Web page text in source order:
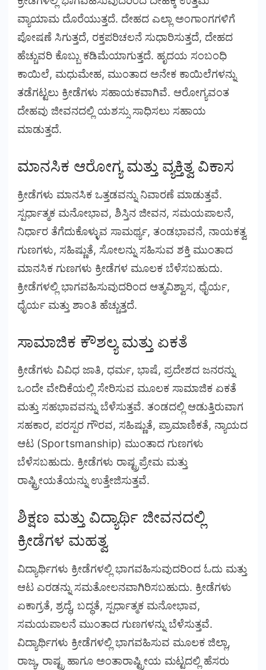
ವ್ಯಾಯಾಮ ದೊರೆಯುತ್ತದೆ. ದೇಹದ ಎಲ್ಲಾ ಅಂಗಾಂಗಗಳಿಗೆ
ಪೋಷಣೆ ಸಿಗುತ್ತದೆ, ರಕ್ತಪರಿಚಲನೆ ಸುಧಾರಿಸುತ್ತದೆ, ದೇಹದ
ಹೆಚ್ಚುವರಿ ಕೊಬ್ಬು ಕಡಿಮೆಯಾಗುತ್ತದೆ. ಹೃದಯ ಸಂಬಂಧಿ
ಕಾಯಿಲೆ, ಮಧುಮೇಹ, ಮುಂತಾದ ಅನೇಕ ಕಾಯಿಲೆಗಳನ್ನು
ತಡೆಗಟ್ಟಲು ಕ್ರೀಡೆಗಳು ಸಹಾಯಕವಾಗಿವೆ. ಆರೋಗ್ಯವಂತ
ದೇಹವು ಜೀವನದಲ್ಲಿ ಯಶಸ್ಸು ಸಾಧಿಸಲು ಸಹಾಯ
ಮಾಡುತ್ತದೆ.
ಮಾನಸಿಕ ಆರೋಗ್ಯ ಮತ್ತು ವ್ಯಕ್ತಿತ್ವ ವಿಕಾಸ
ಕ್ರೀಡೆಗಳು ಮಾನಸಿಕ ಒತ್ತಡವನ್ನು ನಿವಾರಣೆ ಮಾಡುತ್ತವೆ.
ಸ್ಪರ್ಧಾತ್ಮಕ ಮನೋಭಾವ, ಶಿಸ್ತಿನ ಜೀವನ, ಸಮಯಪಾಲನೆ,
ನಿರ್ಧಾರ ತೆಗೆದುಕೊಳ್ಳುವ ಸಾಮರ್ಥ್ಯ, ತಂಡಭಾವನೆ, ನಾಯಕತ್ವ
ಗುಣಗಳು, ಸಹಿಷ್ಣುತೆ, ಸೋಲನ್ನು ಸಹಿಸುವ ಶಕ್ತಿ ಮುಂತಾದ
ಮಾನಸಿಕ ಗುಣಗಳು ಕ್ರೀಡೆಗಳ ಮೂಲಕ ಬೆಳೆಸಬಹುದು.
ಕ್ರೀಡೆಗಳಲ್ಲಿ ಭಾಗವಹಿಸುವುದರಿಂದ ಆತ್ಮವಿಶ್ವಾಸ, ಧೈರ್ಯ,
ಧೈರ್ಯ ಮತ್ತು ಶಾಂತಿ ಹೆಚ್ಚುತ್ತದೆ.
ಸಾಮಾಜಿಕ ಕೌಶಲ್ಯ ಮತ್ತು ಏಕತೆ
ಕ್ರೀಡೆಗಳು ವಿವಿಧ ಜಾತಿ, ಧರ್ಮ, ಭಾಷೆ, ಪ್ರದೇಶದ ಜನರನ್ನು
ಒಂದೇ ವೇದಿಕೆಯಲ್ಲಿ ಸೇರಿಸುವ ಮೂಲಕ ಸಾಮಾಜಿಕ ಏಕತೆ
ಮತ್ತು ಸಹಭಾವವನ್ನು ಬೆಳೆಸುತ್ತವೆ. ತಂಡದಲ್ಲಿ ಆಡುತ್ತಿರುವಾಗ
ಸಹಕಾರ, ಪರಸ್ಪರ ಗೌರವ, ಸಹಿಷ್ಣುತೆ, ಪ್ರಾಮಾಣಿಕತೆ, ನ್ಯಾಯದ
ಆಟ (Sportsmanship) ಮುಂತಾದ ಗುಣಗಳು
ಬೆಳೆಸಬಹುದು. ಕ್ರೀಡೆಗಳು ರಾಷ್ಟ್ರಪ್ರೇಮ ಮತ್ತು
ರಾಷ್ಟ್ರೀಯತೆಯನ್ನು ಉತ್ತೇಜಿಸುತ್ತವೆ.
ಶಿಕ್ಷಣ ಮತ್ತು ವಿದ್ಯಾರ್ಥಿ ಜೀವನದಲ್ಲಿ
ಕ್ರೀಡೆಗಳ ಮಹತ್ವ
ವಿದ್ಯಾರ್ಥಿಗಳು ಕ್ರೀಡೆಗಳಲ್ಲಿ ಭಾಗವಹಿಸುವುದರಿಂದ ಓದು ಮತ್ತು
ಆಟ ಎರಡನ್ನು ಸಮತೋಲನವಾಗಿರಿಸಬಹುದು. ಕ್ರೀಡೆಗಳು
ಏಕಾಗ್ರತೆ, ಶ್ರದ್ಧೆ, ಬದ್ಧತೆ, ಸ್ಪರ್ಧಾತ್ಮಕ ಮನೋಭಾವ,
ಸಮಯಪಾಲನೆ ಮುಂತಾದ ಗುಣಗಳನ್ನು ಬೆಳೆಸುತ್ತವೆ.
ವಿದ್ಯಾರ್ಥಿಗಳು ಕ್ರೀಡೆಗಳಲ್ಲಿ ಭಾಗವಹಿಸುವ ಮೂಲಕ ಜಿಲ್ಲಾ,
ರಾಜ್ಯ, ರಾಷ್ಟ್ರ ಹಾಗೂ ಅಂತಾರಾಷ್ಟ್ರೀಯ ಮಟ್ಟದಲ್ಲಿ ಹೆಸರು